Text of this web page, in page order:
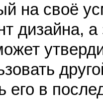
на своё
дизайна, а
его в